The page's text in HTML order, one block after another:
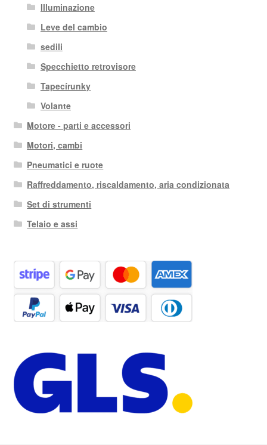
Illuminazione
Leve del cambio
sedili
Specchietto retrovisore
Tapecírunky
Volante
Motore - parti e accessori
Motori, cambi
Pneumatici e ruote
Raffreddamento, riscaldamento, aria condizionata
Set di strumenti
Telaio e assi